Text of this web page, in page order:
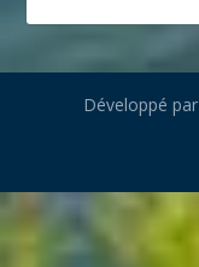
Développé par